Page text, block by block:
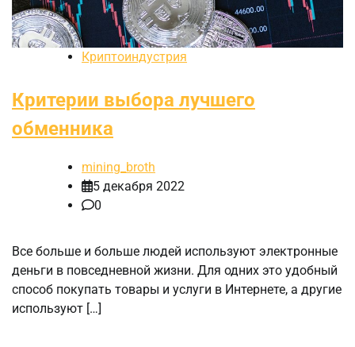
Криптоиндустрия
Критерии выбора лучшего
обменника
mining_broth
5 декабря 2022
0
Все больше и больше людей используют электронные
деньги в повседневной жизни. Для одних это удобный
способ покупать товары и услуги в Интернете, а другие
используют […]